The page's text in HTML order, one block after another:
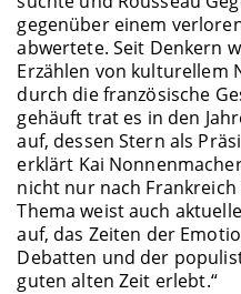
gegenüber einem
abwertete. Seit Denkern
Erzählen von kulturellem
durch die französische
gehäuft trat es in den
auf, dessen Stern als
erklärt Kai
nicht nur nach Frankreich
Thema weist auch
auf, das Zeiten der
Debatten und der
guten alten Zeit erlebt.“